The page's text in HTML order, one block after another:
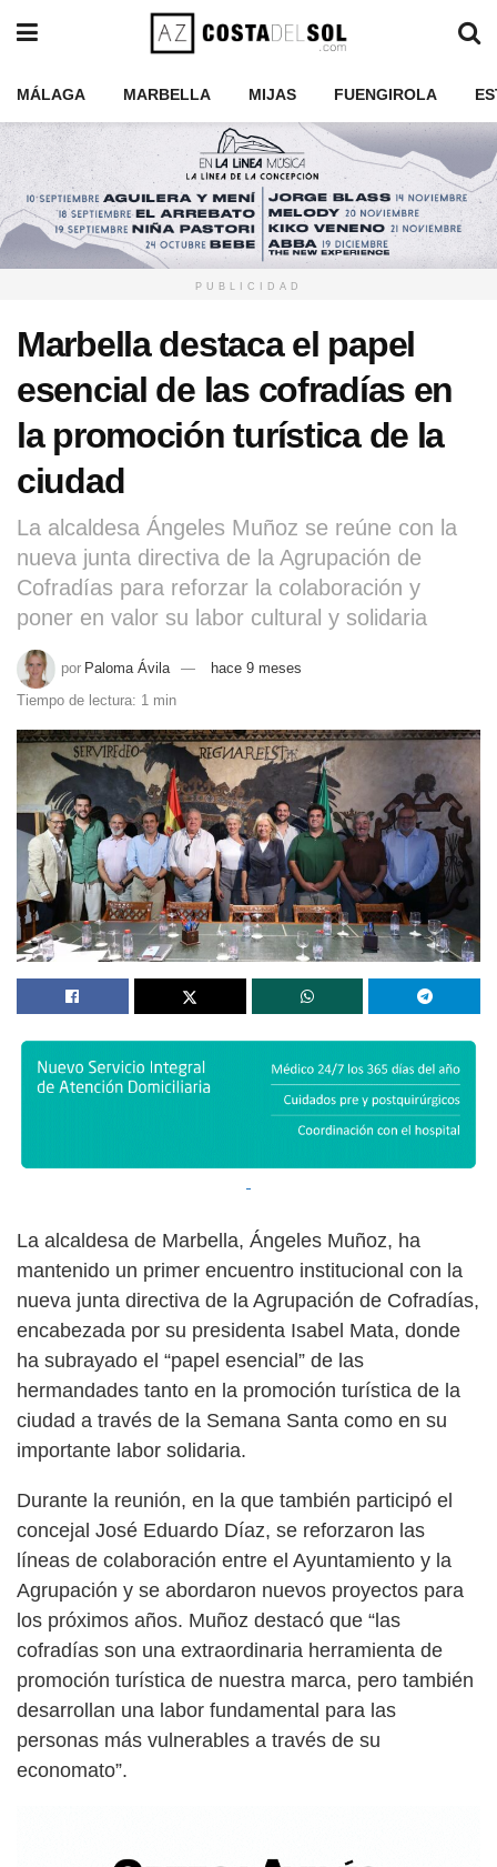
MÁLAGA MARBELLA MIJAS FUENGIROLA
PUBLICIDAD
Marbella destaca el papel
esencial de las cofradías en
la promoción turística de la
ciudad
La alcaldesa Ángeles Muñoz se reúne con la
nueva junta directiva de la Agrupación de
Cofradías para reforzar la colaboración y
poner en valor su labor cultural y solidaria
por Paloma Ávila
hace 9 meses
Tiempo de lectura: 1 min
La alcaldesa de Marbella, Ángeles Muñoz, ha
mantenido un primer encuentro institucional con la
nueva junta directiva de la Agrupación de Cofradías,
encabezada por su presidenta Isabel Mata, donde
ha subrayado el “papel esencial” de las
hermandades tanto en la promoción turística de la
ciudad a través de la Semana Santa como en su
importante labor solidaria.
Durante la reunión, en la que también participó el
concejal José Eduardo Díaz, se reforzaron las
líneas de colaboración entre el Ayuntamiento y la
Agrupación y se abordaron nuevos proyectos para
los próximos años. Muñoz destacó que “las
cofradías son una extraordinaria herramienta de
promoción turística de nuestra marca, pero también
desarrollan una labor fundamental para las
personas más vulnerables a través de su
economato”.